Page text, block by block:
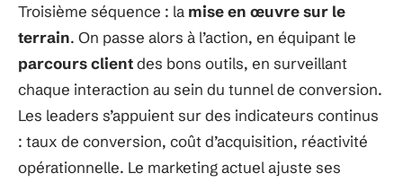
Troisième séquence : la mise en œuvre sur le
terrain. On passe alors à l’action, en équipant le
parcours clientdes bons outils, en surveillant
chaque interaction au sein du tunnel de conversion.
Les leaders s’appuient sur des indicateurs continus
: taux de conversion, coût d’acquisition, réactivité
opérationnelle. Le marketing actuel ajuste ses